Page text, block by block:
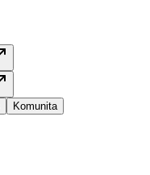
Komunita